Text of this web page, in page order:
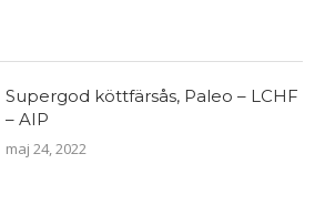
Supergod köttfärsås, Paleo – LCHF
– AIP
maj 24, 2022